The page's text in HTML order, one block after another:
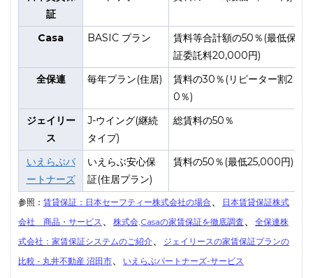
証
Casa
BASIC プラン
賃料等合計額の50％(最低保
証委託料20,000円)
全保連 毎年プラン(住居)
賃料の30％(リピーター割2
0％)
ジェイリー
ス
J-ウイング(継続
タイプ)
総賃料の50％
いえらぶパ
ートナーズ
いえらぶ安心保
証(住居プラン)
賃料の50％(最低25,000円)
参照： 賃貸保証：日本セーフティー株式会社の場合 、
日本賃貸保証株式
会社 商品・サービス 、 株式会,Casaの家賃保証を徹底調査 、
全保連株
式会社：家賃保証システムのご紹介、 ジェイリースの家賃保証プランの
比較 - 丸井不動産 沼田市、 いえらぶパートナーズ-サービス